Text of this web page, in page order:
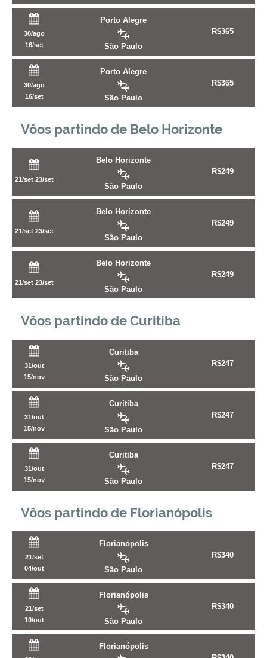
30/ago
16/set
Porto Alegre
São Paulo
R$365
30/ago
16/set
Porto Alegre
São Paulo
R$365
Vôos partindo de Belo Horizonte
21/set 23/set
Belo Horizonte
São Paulo
R$249
21/set 23/set
Belo Horizonte
São Paulo
R$249
21/set 23/set
Belo Horizonte
São Paulo
R$249
Vôos partindo de Curitiba
31/out
15/nov
Curitiba
São Paulo
R$247
31/out
15/nov
Curitiba
São Paulo
R$247
31/out
15/nov
Curitiba
São Paulo
R$247
Vôos partindo de Florianópolis
21/set
04/out
Florianópolis
São Paulo
R$340
21/set
10/out
Florianópolis
São Paulo
R$340
Florianópolis